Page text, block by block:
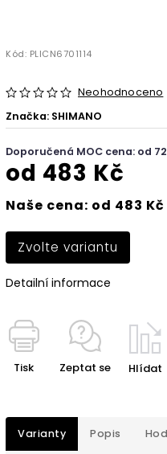
Kód: PLICN6701114
Neohodnoceno
Značka: SHIMANO
Doporučená MOC cena: od
od 483 Kč
Naše cena: od 483 Kč
Zvolte variantu
Detailní informace
Tisk Zeptat se Hlídat
Varianty Popis